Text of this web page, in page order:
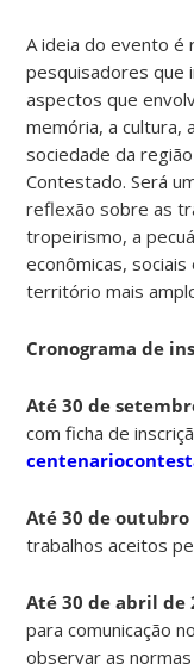
A ideia do evento é
pesquisadores que
aspectos que
memória, a cultura,
sociedade da
Contestado. Será
reflexão sobre as
tropeirismo, a
econômicas,
território mais
Cronograma de
Até 30 de
com ficha de
Até 30 de outubro
trabalhos aceitos
Até 30 de abril de
para comunicação
observar as